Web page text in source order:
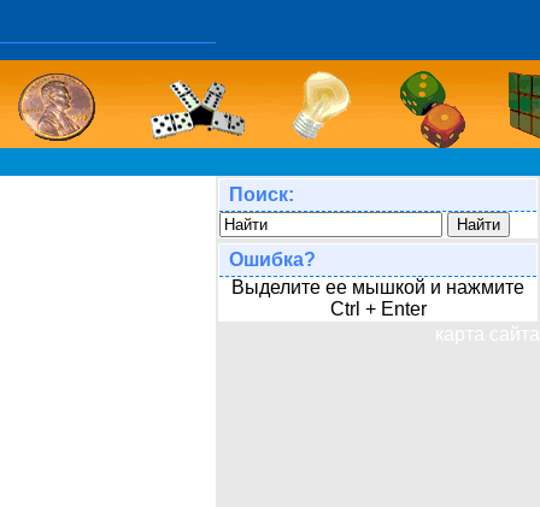
Поиск:
Ошибка?
Выделите ее мышкой и нажмите
Ctrl + Enter